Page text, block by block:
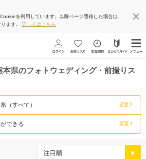
を利用しています。以降ページ遷移した場合は、
ます。 詳しくはこちら
本県のフォトウェディング・前撮りス
（すべて） 変更
できる 変更